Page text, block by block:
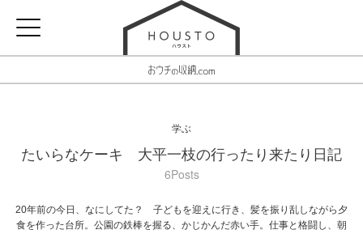
学ぶ
たいらなケーキ 大平一枝の行ったり来たり日記
6Posts
20年前の今日、なにしてた？ 子どもを迎えに行き、髪を振り乱しながら夕
食を作った台所。公園の鉄棒を握る、かじかんだ赤い手。仕事と格闘し、朝